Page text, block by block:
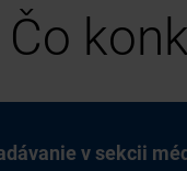
v sekcii